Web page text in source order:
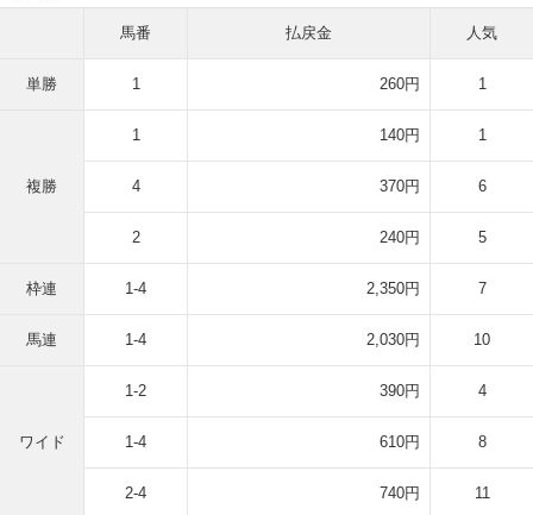
馬番 払戻金 人気
単勝 1 260円 1
複勝
1 140円 1
4 370円 6
2 240円 5
枠連 1-4 2,350円 7
馬連 1-4 2,030円 10
ワイド
1-2 390円 4
1-4 610円 8
2-4 740円 11